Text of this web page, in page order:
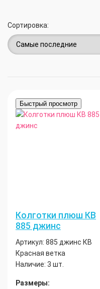
Сортировка:
Быстрый просмотр
Колготки плюш КВ
885 джинс
Артикул: 885 джинс КВ
Красная ветка
Наличие: 3 шт.
Размеры: